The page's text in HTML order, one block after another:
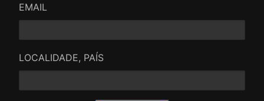
EMAIL
LOCALIDADE, PAÍS